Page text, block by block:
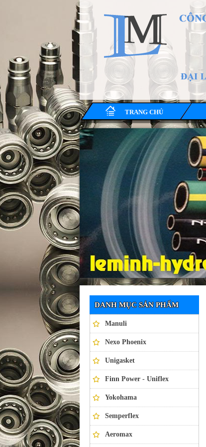
TRANG CHỦ
Ống thủy lực NEXO PHOENIX
DANH MỤC SẢN PHẨM
Manuli
Nexo Phoenix
Unigasket
Finn Power - Uniflex
Yokohama
Semperflex
Aeromax